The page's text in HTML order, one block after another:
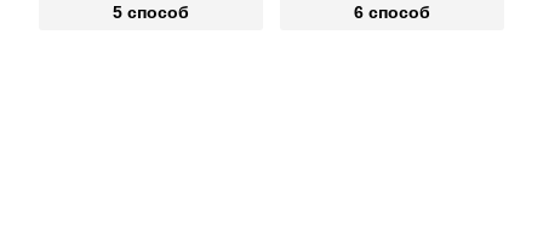
5 способ 6 способ